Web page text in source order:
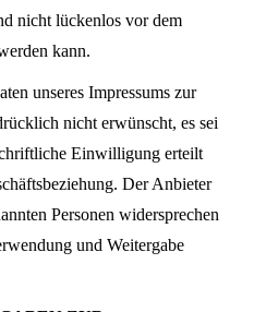
nicht lückenlos vor dem
kann.
unseres Impressums zur
nicht erwünscht, es sei
Einwilligung erteilt
Der Anbieter
Personen widersprechen
und Weitergabe